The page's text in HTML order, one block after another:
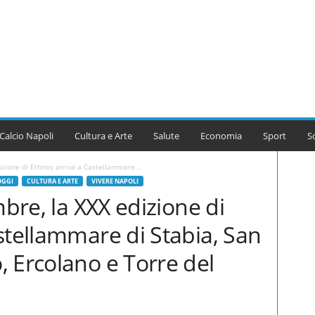
Calcio Napoli Cultura e Arte Salute Economia Sport
di Ethnos arriva a Castellammare...
CULTURA E ARTE VIVERE NAPOLI
la XXX edizione di
di Stabia, San
Ercolano e Torre del